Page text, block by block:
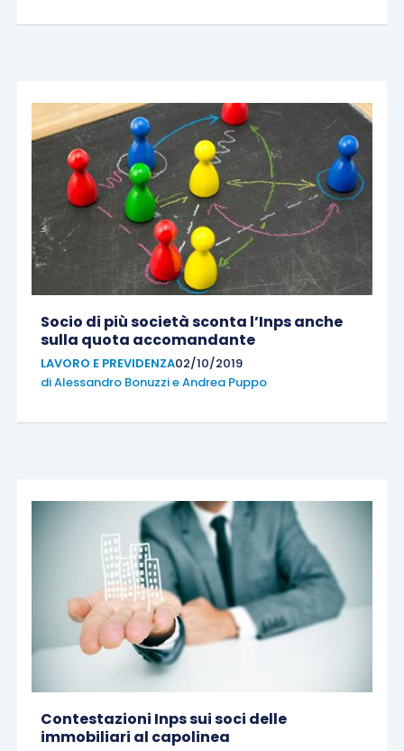
Socio di più società sconta l’Inps anche
sulla quota accomandante
LAVORO E PREVIDENZA02/10/2019
diAlessandro BonuzzieAndrea Puppo
Contestazioni Inps sui soci delle
immobiliari al capolinea